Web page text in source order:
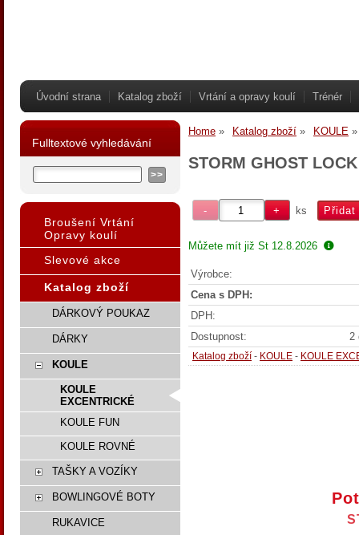
Úvodní strana Katalog zboží Vrtání a opravy koulí Trénér
Home Katalog zboží KOULE
STORM GHOST LOCK
ks
Můžete mít již St 12.8.2026
Výrobce:
Cena s DPH:
DPH:
Dostupnost:
2
Katalog zboží - KOULE - KOULE
Fulltextové vyhledávání
Broušení Vrtání
Opravy koulí
Slevové akce
Katalog zboží
DÁRKOVÝ POUKAZ
DÁRKY
KOULE
KOULE
EXCENTRICKÉ
KOULE FUN
KOULE ROVNÉ
TAŠKY A VOZÍKY
BOWLINGOVÉ BOTY
RUKAVICE